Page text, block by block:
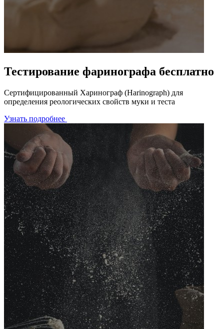
Тестирование фаринографа бесплатно
Сертифицированный Харинограф (Harinograph) для
определения реологических свойств муки и теста
Узнать подробнее